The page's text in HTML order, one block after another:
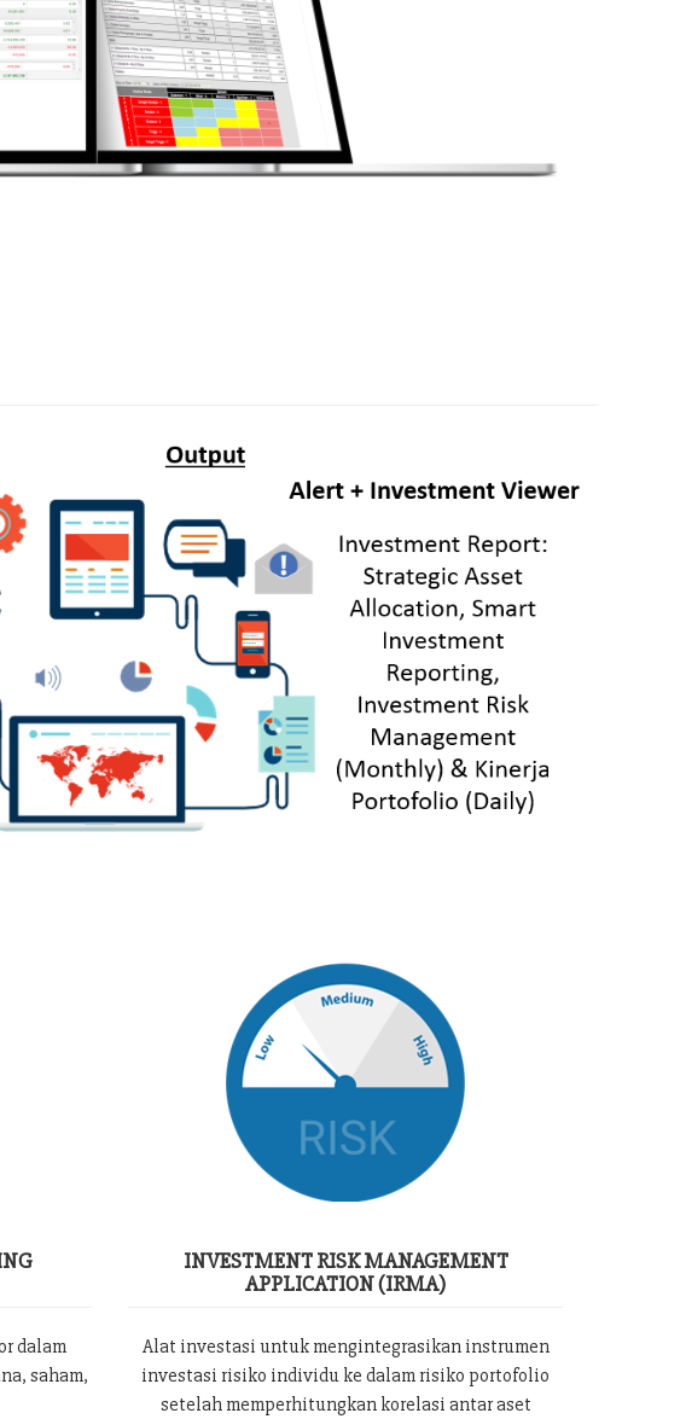
dalam
saham,
INVESTMENT RISK MANAGEMENT
APPLICATION (IRMA)
Alat investasi untuk mengintegrasikan instrumen
investasi risiko individu ke dalam risiko portofolio
setelah memperhitungkan korelasi antar aset